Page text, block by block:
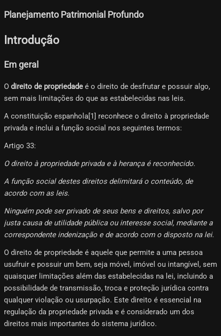
Planejamento Patrimonial Profundo
Introdução
Em geral
O direito de propriedade é o direito de desfrutar e possuir algo,
sem mais limitações do que as estabelecidas nas leis.
A constituição espanhola[1]​ reconhece o direito à propriedade
privada e inclui a função social nos seguintes termos:
Artigo 33:
O direito à propriedade privada e à herança é reconhecido.
A função social destes direitos delimitará o conteúdo, de
acordo com as leis.
Ninguém pode ser privado de seus bens e direitos, salvo por
justa causa de utilidade pública ou interesse social, mediante a
correspondente indenização e de acordo com o disposto na lei.
O direito de propriedade é aquele que permite a uma pessoa
usufruir e possuir um bem, seja móvel, imóvel ou intangível, sem
quaisquer limitações além das estabelecidas na lei, incluindo a
possibilidade de transmissão, troca e proteção jurídica contra
qualquer violação ou usurpação. Este direito é essencial na
regulação da propriedade privada e é considerado um dos
direitos mais importantes do sistema jurídico.